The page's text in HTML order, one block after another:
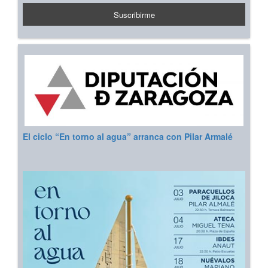
El ciclo “En torno al agua” arranca con Pilar Armalé